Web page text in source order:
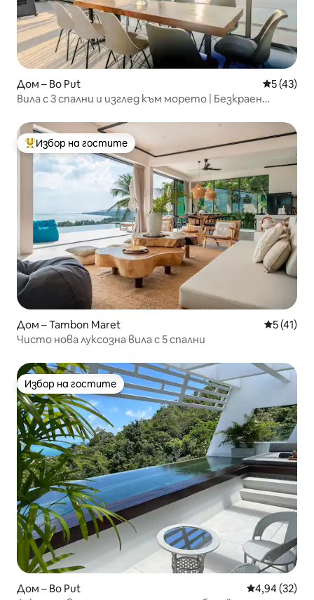
Дом – Bo Put Средна
5 (43)
Вила с 3 спални и изглед към морето | Безкраен
Най-популярен избор на гостите
Избор на гостите
Дом – Tambon Maret Средна
5 (41)
Чисто нова луксозна вила с 5 спални
Избор на гостите
Избор на гостите
Дом – Bo Put Средна
4,94 (32)